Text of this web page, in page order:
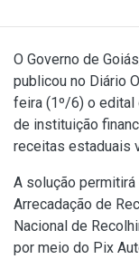
O Governo de
publicou no Diário
feira (1º/6) o edital
de instituição
receitas estaduais
A solução
Arrecadação de
Nacional de
por meio do Pix